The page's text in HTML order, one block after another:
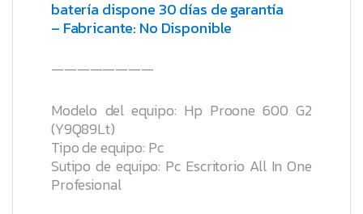
batería dispone 30 días de garantía
– Fabricante: No Disponible
————————
Modelo del equipo: Hp Proone 600 G2
(Y9Q89Lt)
Tipo de equipo: Pc
Sutipo de equipo: Pc Escritorio All In One
Profesional